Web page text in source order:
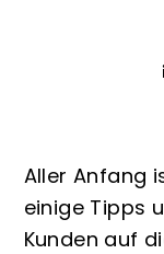
Aller Anfang
einige Tipps
Kunden auf